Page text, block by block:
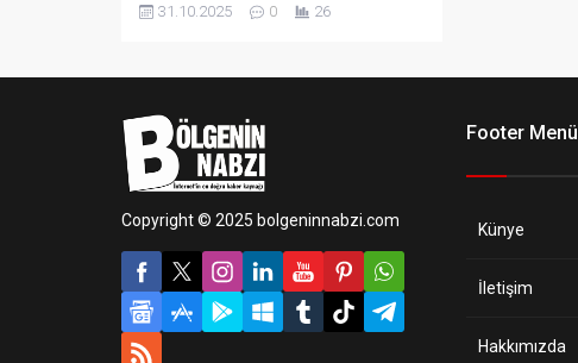
çalışmalarının aralıksız sürdüğünü
31.10.2025 0 26
Copyright © 2025 bolgeninnabzi.com
Footer Menü
Künye
İletişim
Hakkımızda